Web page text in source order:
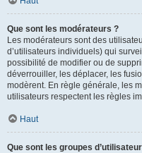
Que sont les modérateurs ?
Les modérateurs sont des
d’utilisateurs individuels) qui
possibilité de modifier ou de
déverrouiller, les déplacer, les
modèrent. En règle générale, les
utilisateurs respectent les règles
Haut
Que sont les groupes